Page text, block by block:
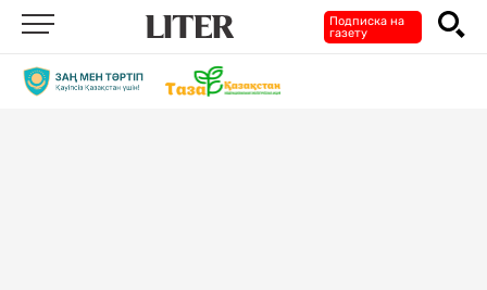
Подписка на
газету